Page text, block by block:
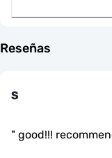
Reseñas
S
" good!!!